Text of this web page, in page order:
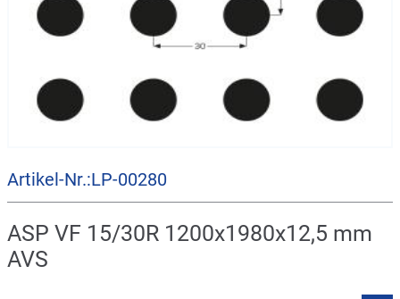
Artikel-Nr.:LP-00280
ASP VF 15/30R 1200x1980x12,5 mm
AVS